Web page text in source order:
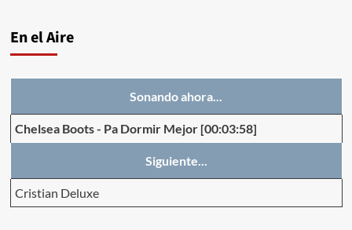
En el Aire
Sonando ahora...
Chelsea Boots- Pa Dormir Mejor [00:03:58]
Siguiente...
Cristian Deluxe